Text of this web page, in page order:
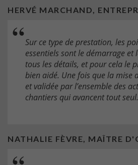
HERVÉ MARCHAND,
Sur ce type de prestation, les
essentiels sont le démarrage et
tous les détails, et pour cela le
bien aidé. Une fois que la mise
et validée par l’ensemble des
chantiers qui avancent tout seul.
NATHALIE FÈVRE, MAÎTRE